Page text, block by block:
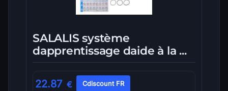
SALALIS système
dapprentissage daide à la ...
22.87 € Cdiscount FR